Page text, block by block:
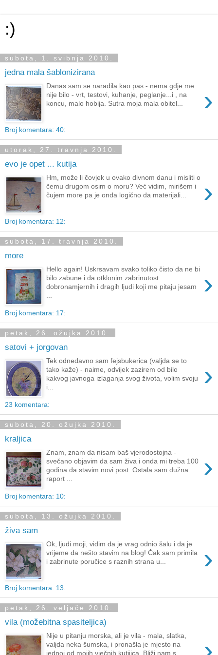
:)
subota, 1. svibnja 2010.
jedna mala šablonizirana
›
Danas sam se naradila kao pas - nema gdje me
nije bilo - vrt, testovi, kuhanje, peglanje...i , na
koncu, malo hobija. Sutra moja mala obitel...
Broj komentara: 40:
utorak, 27. travnja 2010.
evo je opet ... kutija
›
Hm, može li čovjek u ovako divnom danu i misliti o
čemu drugom osim o moru? Već vidim, mirišem i
čujem more pa je onda logično da materijali...
Broj komentara: 12:
subota, 17. travnja 2010.
more
›
Hello again! Uskrsavam svako toliko čisto da ne bi
bilo zabune i da otklonim zabrinutost
dobronamjernih i dragih ljudi koji me pitaju jesam
...
Broj komentara: 17:
petak, 26. ožujka 2010.
satovi + jorgovan
›
Tek odnedavno sam fejsbukerica (valjda se to
tako kaže) - naime, odvijek zazirem od bilo
kakvog javnoga izlaganja svog života, volim svoju
i...
23 komentara:
subota, 20. ožujka 2010.
kraljica
›
Znam, znam da nisam baš vjerodostojna -
svečano objavim da sam živa i onda mi treba 100
godina da stavim novi post. Ostala sam dužna
raport ...
Broj komentara: 10:
subota, 13. ožujka 2010.
živa sam
›
Ok, ljudi moji, vidim da je vrag odnio šalu i da je
vrijeme da nešto stavim na blog! Čak sam primila
i zabrinute poručice s raznih strana u...
Broj komentara: 13:
petak, 26. veljače 2010.
vila (možebitna spasiteljica)
Nije u pitanju morska, ali je vila - mala, slatka,
valjda neka šumska, i pronašla je mjesto na
jednoj od mojih vječnih kutijica. Bliži nam s...